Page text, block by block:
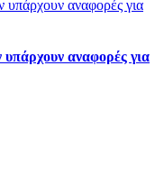
αναφορές για